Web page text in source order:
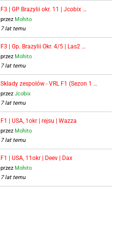
F3 | GP Brazylii okr. 11 | Jcobix …
przezMohito
7 lat temu
F3 | Gp. Brazylii Okr. 4/5 | Las2 …
przezMohito
7 lat temu
Składy zespołów - VRL F1 (Sezon 1 …
przezJcobix
7 lat temu
F1 | USA, 1okr | rejsu | Wazza
przezMohito
7 lat temu
F1 | USA, 11okr | Deev | Dax
przezMohito
7 lat temu